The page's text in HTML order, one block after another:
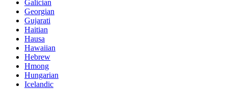
Galician
Georgian
Gujarati
Haitian
Hausa
Hawaiian
Hebrew
Hmong
Hungarian
Icelandic